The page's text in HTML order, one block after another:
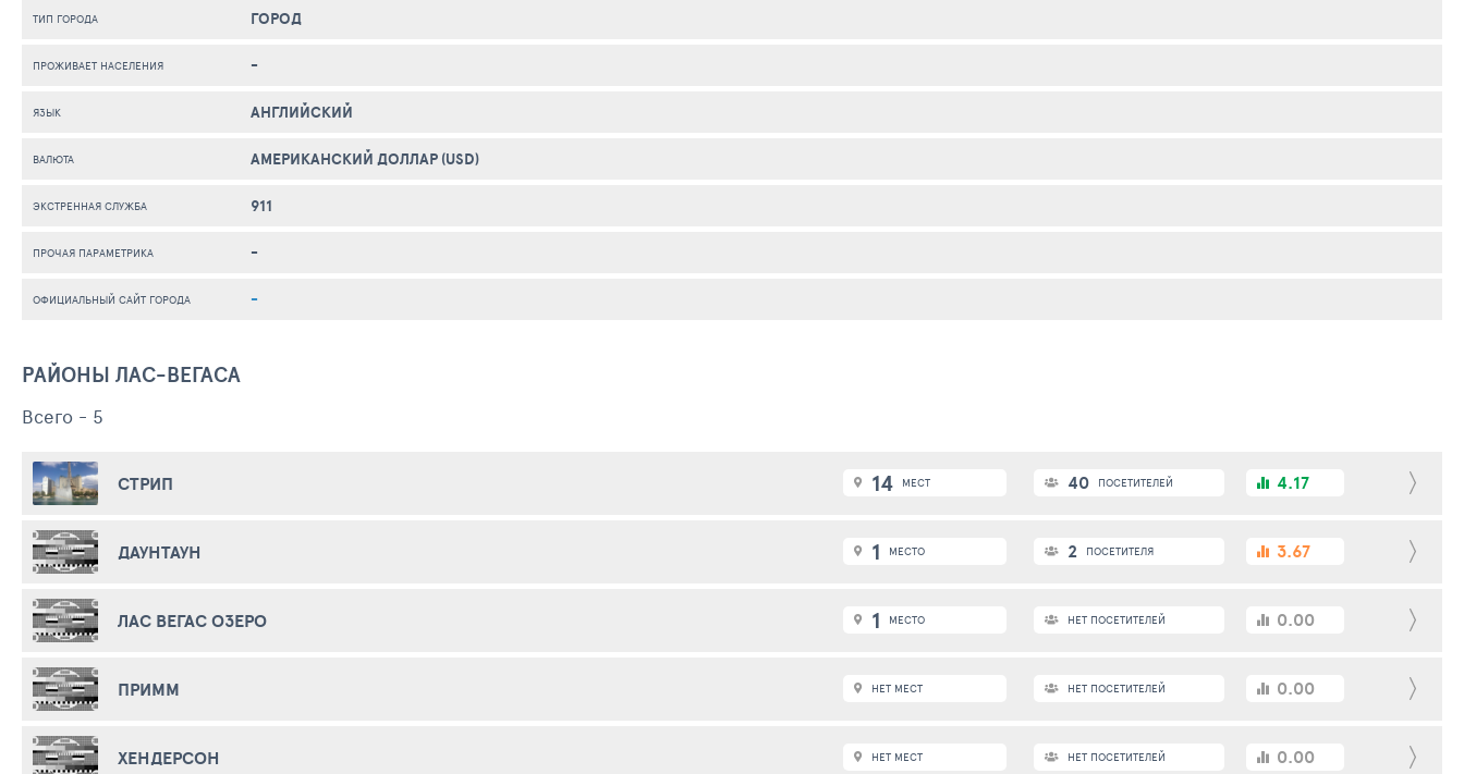
ТИП ГОРОДА ГОРОД
ПРОЖИВАЕТ НАСЕЛЕНИЯ -
ЯЗЫК АНГЛИЙСКИЙ
ВАЛЮТА АМЕРИКАНСКИЙ ДОЛЛАР (USD)
ЭКСТРЕННАЯ СЛУЖБА 911
ПРОЧАЯ ПАРАМЕТРИКА -
ОФИЦИАЛЬНЫЙ САЙТ ГОРОДА -
РАЙОНЫ ЛАС-ВЕГАСА
Всего - 5
СТРИП 14 МЕСТ 40 ПОСЕТИТЕЛЕЙ 4.17
ДАУНТАУН 1 МЕСТО 2 ПОСЕТИТЕЛЯ 3.67
ЛАС ВЕГАС ОЗЕРО 1 МЕСТО НЕТ ПОСЕТИТЕЛЕЙ 0.00
ПРИММ НЕТ МЕСТ НЕТ ПОСЕТИТЕЛЕЙ 0.00
ХЕНДЕРСОН НЕТ МЕСТ НЕТ ПОСЕТИТЕЛЕЙ 0.00